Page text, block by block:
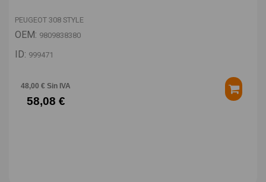
PEUGEOT 308 STYLE
OEM: 9809838380
ID: 999471
48,00 € Sin IVA
58,08 €